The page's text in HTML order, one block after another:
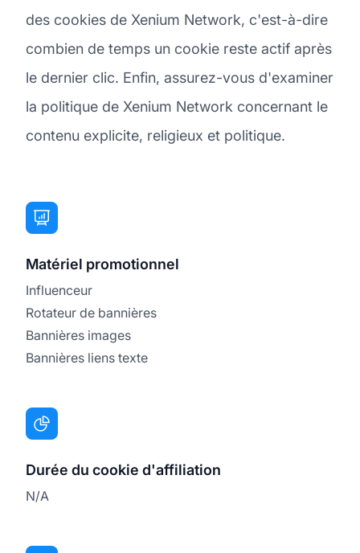
des cookies de Xenium Network, c'est-à-dire
combien de temps un cookie reste actif après
le dernier clic. Enfin, assurez-vous d'examiner
la politique de Xenium Network concernant le
contenu explicite, religieux et politique.
Matériel promotionnel
Influenceur
Rotateur de bannières
Bannières images
Bannières liens texte
Durée du cookie d'affiliation
N/A